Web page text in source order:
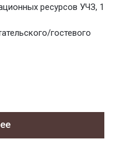
ресурсов УЧЗ, 1
гостевого